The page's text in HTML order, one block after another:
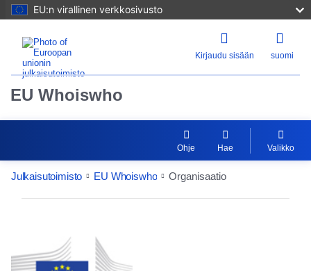
EU:n virallinen verkkosivusto
Kirjaudu sisään suomi
EU Whoiswho
Ohje Hae Valikko
Julkaisutoimisto EU Whoiswho Organisaatio